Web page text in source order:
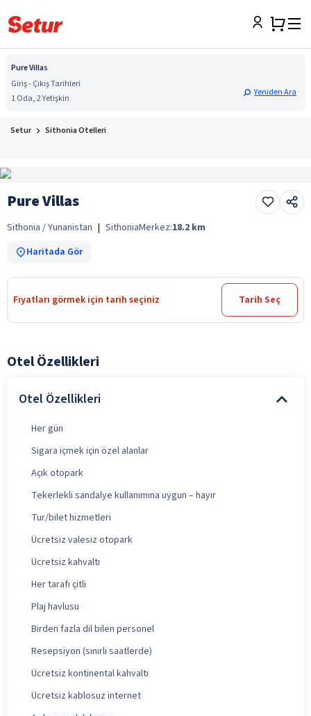
Pure Villas
Giriş - Çıkış Tarihleri
1 Oda, 2 Yetişkin
Yeniden Ara
Setur Sithonia Otelleri
Pure Villas
Sithonia / Yunanistan | SithoniaMerkez:18.2 km
Haritada Gör
Fiyatları görmek için tarih seçiniz Tarih Seç
Otel Özellikleri
Otel Özellikleri
Her gün
Sigara içmek için özel alanlar
Açık otopark
Tekerlekli sandalye kullanımına uygun – hayır
Tur/bilet hizmetleri
Ücretsiz valesiz otopark
Ücretsiz kahvaltı
Her tarafı çitli
Plaj havlusu
Birden fazla dil bilen personel
Resepsiyon (sınırlı saatlerde)
Ücretsiz kontinental kahvaltı
Ücretsiz kablosuz internet